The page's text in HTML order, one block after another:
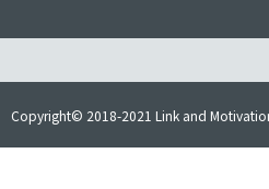
Copyright© 2018-2021 Link and